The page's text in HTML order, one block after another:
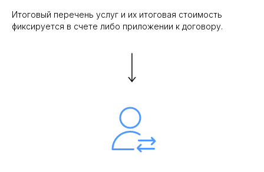
Итоговый перечень услуг и их итоговая стоимость
фиксируется в счете либо приложении к договору.